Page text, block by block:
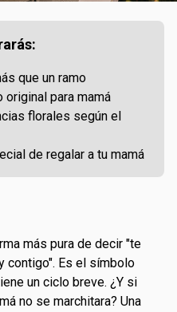
que un ramo
para mamá
florales según el
de regalar a tu mamá
más pura de decir "te
contigo". Es el símbolo
un ciclo breve. ¿Y si
no se marchitara? Una